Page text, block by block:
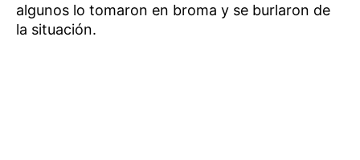
algunos lo tomaron en broma y se burlaron de
la situación.